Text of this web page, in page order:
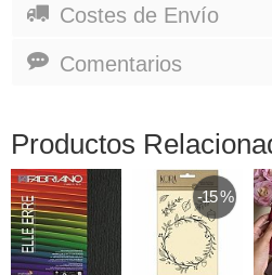
Costes de Envío
Comentarios
Productos
-15 %